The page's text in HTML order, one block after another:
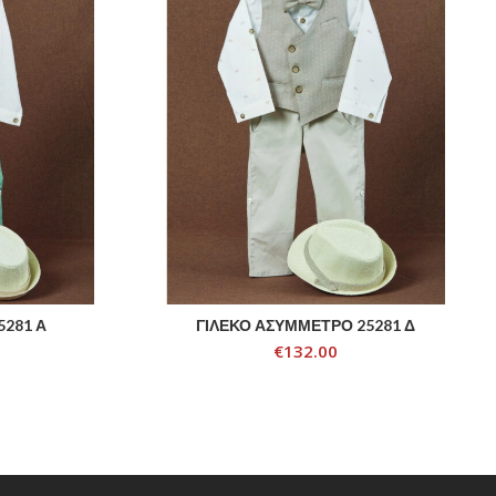
Α ADD TO CART
ΓΙΛΕΚΟ ΑΣΥΜΜΕΤΡΟ 25281 Δ
€132.00